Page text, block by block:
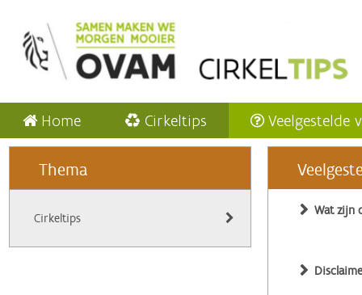
Home Cirkeltips Veelgestelde
Thema
Cirkeltips
Wat zijn